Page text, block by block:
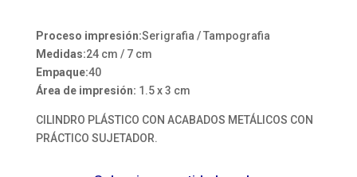
Proceso impresión:Serigrafia / Tampografia
Medidas:24 cm / 7 cm
Empaque:40
Área de impresión: 1.5 x 3 cm
CILINDRO PLÁSTICO CON ACABADOS METÁLICOS CON
PRÁCTICO SUJETADOR.